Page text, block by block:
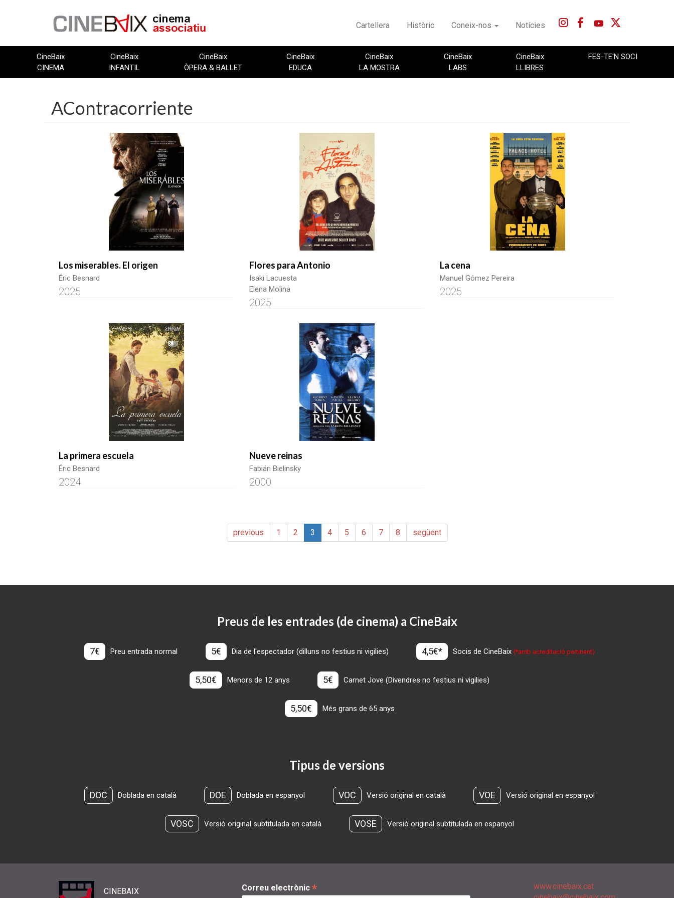
Cartellera Històric Coneix-nos Notícies
CineBaix
CINEMA
CineBaix
INFANTIL
CineBaix
ÒPERA & BALLET
CineBaix
EDUCA
CineBaix
LA MOSTRA
CineBaix
LABS
CineBaix
LLIBRES
FES-TE'N SOCI
AContracorriente
Los miserables. El origen
Éric Besnard
2025
Flores para Antonio
Isaki Lacuesta
Elena Molina
2025
La cena
Manuel Gómez Pereira
2025
La primera escuela
Éric Besnard
2024
Nueve reinas
Fabián Bielinsky
2000
previous 1 2 3 4 5 6 7 8 següent
Preus de les entrades (de cinema) a CineBaix
7€ Preu entrada normal 5€ Dia de l'espectador (dilluns no festius ni vigilies) 4,5€* Socis de CineBaix(*amb acreditació pertinent)
5,50€ Menors de 12 anys 5€ Carnet Jove (Divendres no festius ni vigilies)
5,50€ Més grans de 65 anys
Tipus de versions
DOC Doblada en català DOE Doblada en espanyol VOC Versió original en català VOE Versió original en espanyol
VOSC Versió original subtitulada en català VOSE Versió original subtitulada en espanyol
CINEBAIX
Correu electrònic *
www.cinebaix.cat